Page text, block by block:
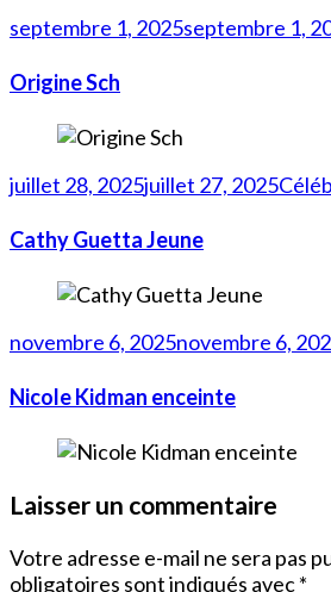
septembre 1, 2025septembre 1,
Origine Sch
juillet 28, 2025juillet 27, 2025
Cathy Guetta Jeune
novembre 6, 2025novembre 6,
Nicole Kidman enceinte
Laisser un commentaire
Votre adresse e-mail ne sera pas
obligatoires sont indiqués avec*